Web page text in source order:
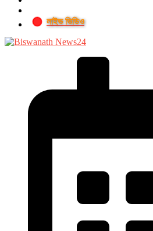
লাইভ ভিডিও